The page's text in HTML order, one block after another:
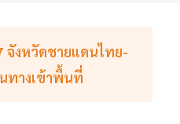
จังหวัดชายแดนไทย-
ทางเข้าพื้นที่